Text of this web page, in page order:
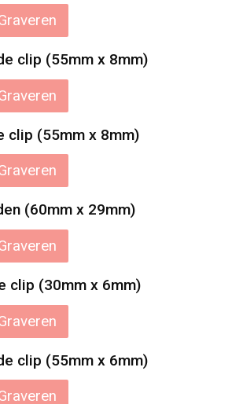
clip (55mm x 8mm)
clip (55mm x 8mm)
(60mm x 29mm)
clip (30mm x 6mm)
clip (55mm x 6mm)